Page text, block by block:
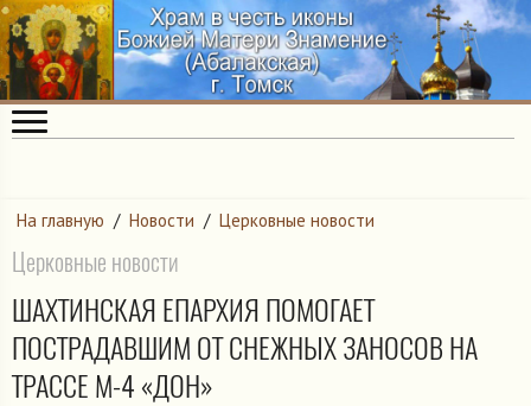
На главную / Новости / Церковные новости
Церковные новости
ШАХТИНСКАЯ ЕПАРХИЯ ПОМОГАЕТ
ПОСТРАДАВШИМ ОТ СНЕЖНЫХ ЗАНОСОВ НА
ТРАССЕ М-4 «ДОН»